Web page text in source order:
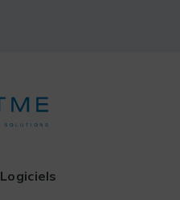
Logiciels